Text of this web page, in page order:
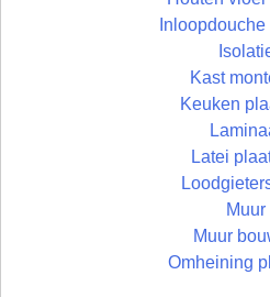
Kast
Keuken
Latei
Muur
Muur
Omheining